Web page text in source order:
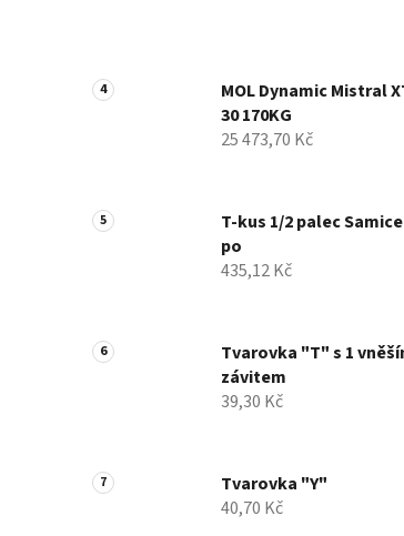
MOL Dynamic Mistral
30 170KG
25 473,70 Kč
T-kus 1/2 palec
po
435,12 Kč
Tvarovka "T" s 1
závitem
39,30 Kč
Tvarovka "Y"
40,70 Kč